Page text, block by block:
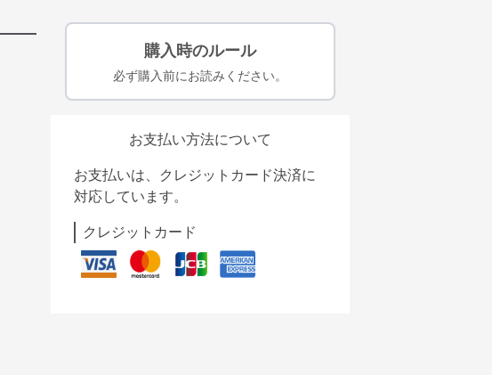
購入時のルール
必ず購入前にお読みください。
お支払い方法について
お支払いは、クレジットカード決済に
対応しています。
クレジットカード